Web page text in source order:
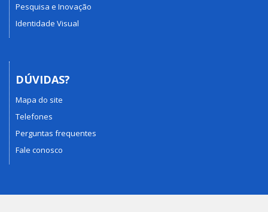
Pesquisa e Inovação
Identidade Visual
DÚVIDAS?
Mapa do site
Telefones
Perguntas frequentes
Fale conosco